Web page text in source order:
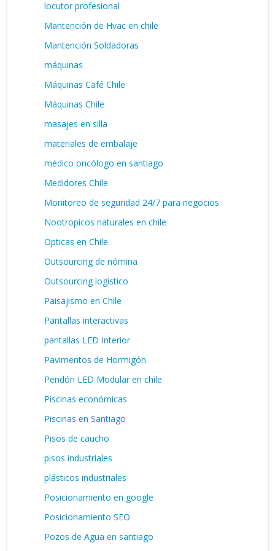
locutor profesional
Mantención de Hvac en chile
Mantención Soldadoras
máquinas
Máquinas Café Chile
Máquinas Chile
masajes en silla
materiales de embalaje
médico oncólogo en santiago
Medidores Chile
Monitoreo de seguridad 24/7 para negocios
Nootropicos naturales en chile
Opticas en Chile
Outsourcing de nómina
Outsourcing logistico
Paisajismo en Chile
Pantallas interactivas
pantallas LED Interior
Pavimentos de Hormigón
Pendón LED Modular en chile
Piscinas económicas
Piscinas en Santiago
Pisos de caucho
pisos industriales
plásticos industriales
Posicionamiento en google
Posicionamiento SEO
Pozos de Agua en santiago